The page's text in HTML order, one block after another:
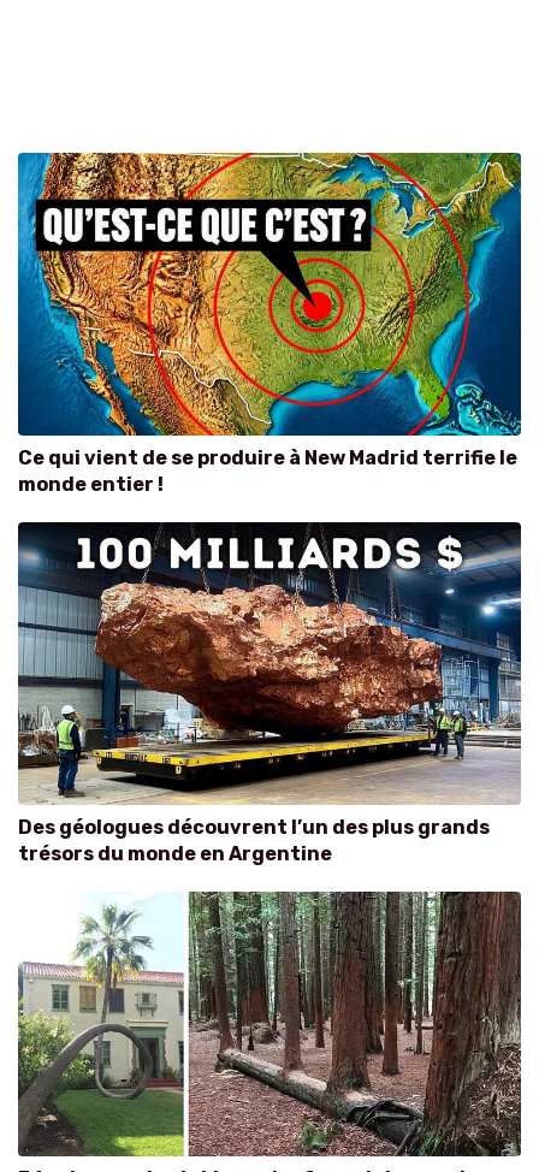
Ce qui vient de se produire à New Madrid terrifie le
monde entier !
Des géologues découvrent l’un des plus grands
trésors du monde en Argentine